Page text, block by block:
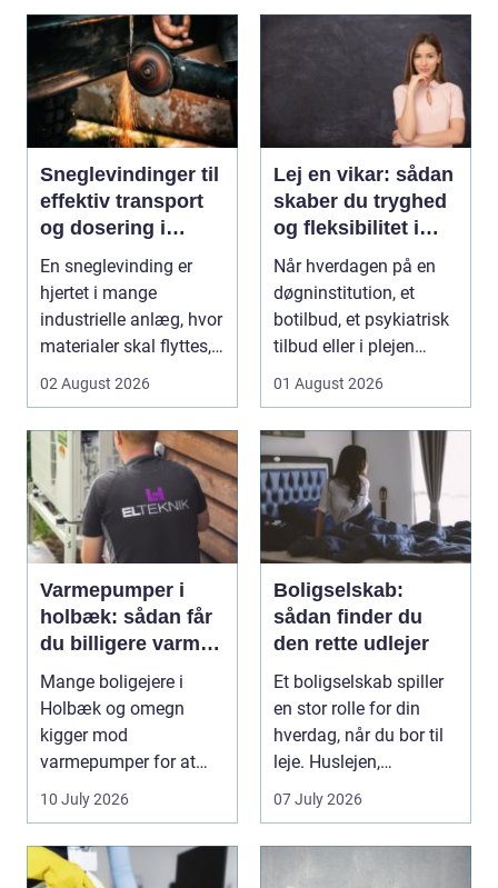
Sneglevindinger til
effektiv transport
og dosering i
industrien
En sneglevinding er
hjertet i mange
industrielle anlæg, hvor
materialer skal flyttes,
doseres eller ...
02 August 2026
Lej en vikar: sådan
skaber du tryghed
og fleksibilitet i
hverdagen
Når hverdagen på en
døgninstitution, et
botilbud, et psykiatrisk
tilbud eller i plejen
pludselig ænd...
01 August 2026
Varmepumper i
holbæk: sådan får
du billigere varme
og bedre indeklima
Mange boligejere i
Holbæk og omegn
kigger mod
varmepumper for at
sænke varmeregningen
10 July 2026
Boligselskab:
sådan finder du
den rette udlejer
Et boligselskab spiller
en stor rolle for din
hverdag, når du bor til
leje. Huslejen,
vedligeh...
07 July 2026